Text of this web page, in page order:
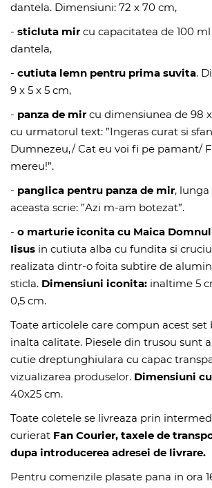
dantela. Dimensiuni: 72 x 70 cm,
- sticluta mir cu capacitatea de 100
dantela,
- cutiuta lemn pentru prima suvita.
9 x 5 x 5 cm,
- panza de mir cu dimensiunea de 98
cu urmatorul text: ”Ingeras curat si
Dumnezeu,/ Cat eu voi fi pe pamant/
mereu!”.
- panglica pentru panza de mir,
aceasta scrie: ”Azi m-am botezat”.
- o marturie iconita cu Maica
Iisus in cutiuta alba cu fundita si
realizata dintr-o foita subtire de
sticla. Dimensiuni iconita: inaltime 5
0,5 cm.
Toate articolele care compun acest set
inalta calitate. Piesele din trusou sunt
cutie dreptunghiulara cu capac
vizualizarea produselor. Dimensiuni
40x25 cm.
Toate coletele se livreaza prin
curierat Fan Courier, taxele de
dupa introducerea adresei de livrare.
Pentru comenzile plasate pana in ora